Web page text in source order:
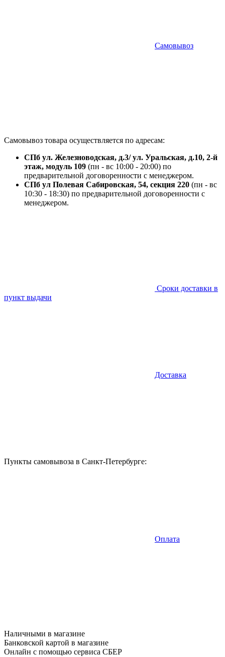
Самовывоз
Самовывоз товара осуществляется по адресам:
СПб ул. Железноводская, д.3/ ул. Уральская, д.10, 2-й
этаж, модуль 109 (пн - вс 10:00 - 20:00) по
предварительной договоренности с менеджером.
СПб ул Полевая Сабировская, 54, секция 220 (пн - вс
10:30 - 18:30) по предварительной договоренности с
менеджером.
Сроки доставки в
пункт выдачи
Доставка
Пункты самовывоза в Санкт-Петербурге:
Оплата
Наличными в магазине
Банковской картой в магазине
Онлайн с помощью сервиса СБЕР